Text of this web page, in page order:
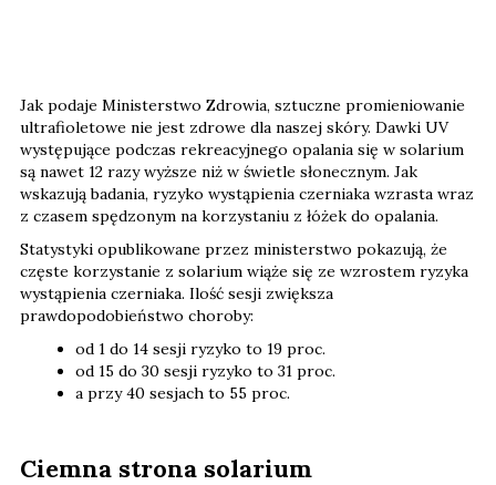
Jak podaje Ministerstwo Zdrowia, sztuczne promieniowanie
ultrafioletowe nie jest zdrowe dla naszej skóry. Dawki UV
występujące podczas rekreacyjnego opalania się w solarium
są nawet 12 razy wyższe niż w świetle słonecznym. Jak
wskazują badania, ryzyko wystąpienia czerniaka wzrasta wraz
z czasem spędzonym na korzystaniu z łóżek do opalania.
Statystyki opublikowane przez ministerstwo pokazują, że
częste korzystanie z solarium wiąże się ze wzrostem ryzyka
wystąpienia czerniaka. Ilość sesji zwiększa
prawdopodobieństwo choroby:
od 1 do 14 sesji ryzyko to 19 proc.
od 15 do 30 sesji ryzyko to 31 proc.
a przy 40 sesjach to 55 proc.
Ciemna strona solarium